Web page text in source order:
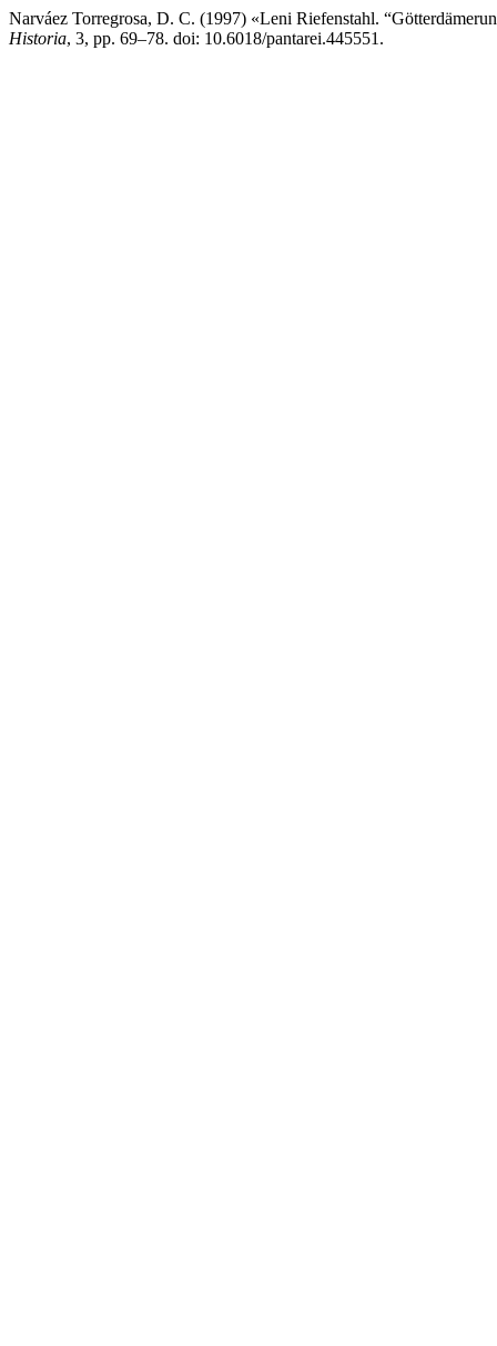
Narváez Torregrosa, D. C. (1997) «Leni Riefenstahl.
Historia, 3, pp. 69–78. doi: 10.6018/pantarei.445551.